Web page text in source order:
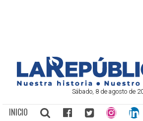
Sábado, 8 de agosto de
INICIO